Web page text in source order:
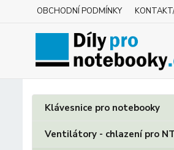
OBCHODNÍ PODMÍNKY
Klávesnice pro notebooky
Ventilátory - chlazení pro